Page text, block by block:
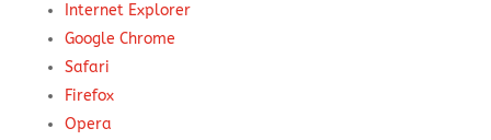
Internet Explorer
Google Chrome
Safari
Firefox
Opera